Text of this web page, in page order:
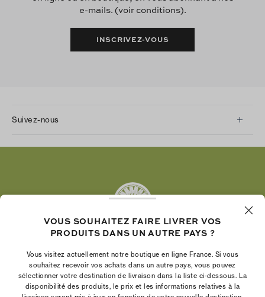
e-mails. (voir conditions).
INSCRIVEZ-VOUS
Suivez-nous
Pinterest
La Fondation Tory Burch renforce le pouvoir
économique des femmes en aidant les
entrepreneures à créer des entreprises pérennes
VOUS SOUHAITEZ FAIRE LIVRER VOS
PRODUITS DANS UN AUTRE PAYS ?
Vous visitez actuellement notre boutique en ligne France. Si vous
souhaitez recevoir vos achats dans un autre pays, vous pouvez
sélectionner votre destination de livraison dans la liste ci-dessous. La
disponibilité des produits, le prix et les informations relatives à la